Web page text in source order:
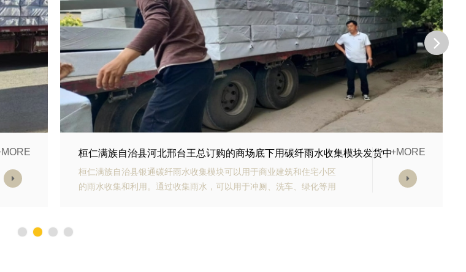
桓仁满族自治县山东青岛李经理订购的生态多孔纤维棉正在发货
桓仁满族自治县银通生态多孔纤维棉具有高强承载能力、高抗渗能
力、抗老化能力强、施工方便等优势。模块的顶部应设计有反冲洗装
+MORE